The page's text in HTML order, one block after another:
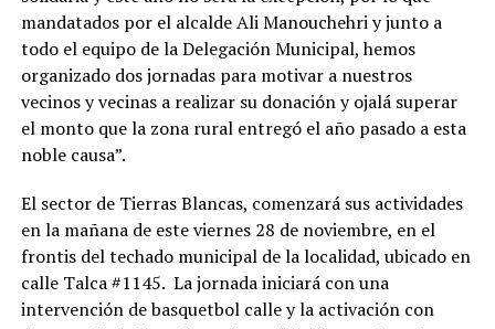
mandatados por el alcalde Ali Manouchehri y junto a
todo el equipo de la Delegación Municipal, hemos
organizado dos jornadas para motivar a nuestros
vecinos y vecinas a realizar su donación y ojalá superar
el monto que la zona rural entregó el año pasado a esta
noble causa”.
El sector de Tierras Blancas, comenzará sus actividades
en la mañana de este viernes 28 de noviembre, en el
frontis del techado municipal de la localidad, ubicado en
calle Talca #1145. La jornada iniciará con una
intervención de basquetbol calle y la activación con